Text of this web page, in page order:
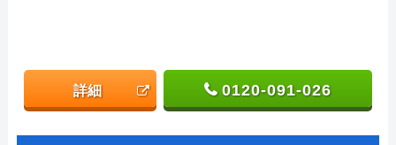
詳細 0120-091-026